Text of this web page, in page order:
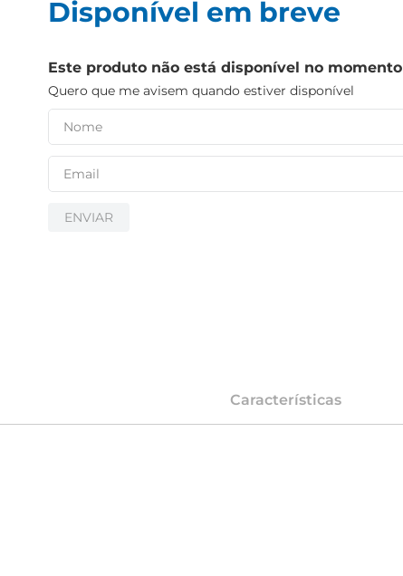
Disponível em breve
Este produto não está disponível no momento
Quero que me avisem quando estiver disponível
ENVIAR
Características